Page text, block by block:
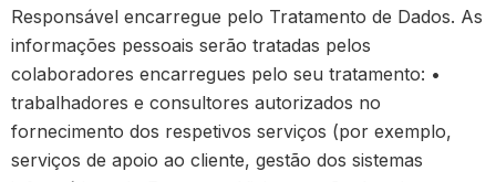
Responsável encarregue pelo Tratamento de Dados. As
informações pessoais serão tratadas pelos
colaboradores encarregues pelo seu tratamento: •
trabalhadores e consultores autorizados no
fornecimento dos respetivos serviços (por exemplo,
serviços de apoio ao cliente, gestão dos sistemas